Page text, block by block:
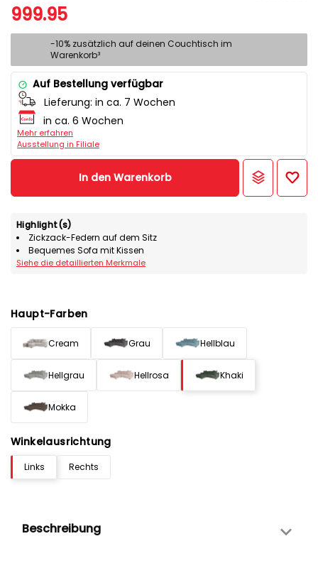
999.95
-10% zusätzlich auf deinen Couchtisch im
Warenkorb³
Auf Bestellung verfügbar
Lieferung: in ca. 7 Wochen
in ca. 6 Wochen
Mehr erfahren
Ausstellung in Filiale
In den Warenkorb
Highlight(s)
Zickzack-Federn auf dem Sitz
Bequemes Sofa mit Kissen
Siehe die detaillierten Merkmale
Haupt-Farben
Cream Grau Hellblau
Hellgrau Hellrosa Khaki
Mokka
Winkelausrichtung
Links Rechts
Beschreibung